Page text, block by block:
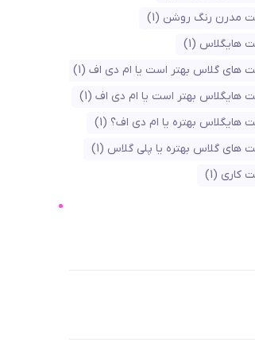
مدرن رنگ روشن (1)
هایگلاس (1)
های گلاس بهتر است یا ام دی اف (1)
هایگلاس بهتر است یا ام دی اف (1)
هایگلاس بهتره یا ام دی اف؟ (1)
های گلاس بهتره یا پلی گلاس (1)
کاری (1)